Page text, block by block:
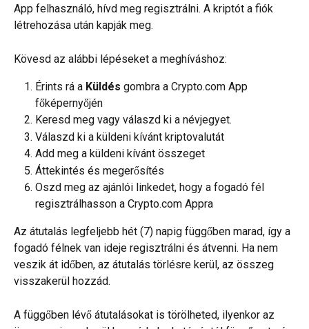
App felhasználó, hívd meg regisztrálni. A kriptót a fiók
létrehozása után kapják meg.
Kövesd az alábbi lépéseket a meghíváshoz:
Érints rá a Küldés gombra a Crypto.com App
főképernyőjén
Keresd meg vagy válaszd ki a névjegyet.
Válaszd ki a küldeni kívánt kriptovalutát
Add meg a küldeni kívánt összeget
Áttekintés és megerősítés
Oszd meg az ajánlói linkedet, hogy a fogadó fél
regisztrálhasson a Crypto.com Appra
Az átutalás legfeljebb hét (7) napig függőben marad, így a
fogadó félnek van ideje regisztrálni és átvenni. Ha nem
veszik át időben, az átutalás törlésre kerül, az összeg
visszakerül hozzád.
A függőben lévő átutalásokat is törölheted, ilyenkor az